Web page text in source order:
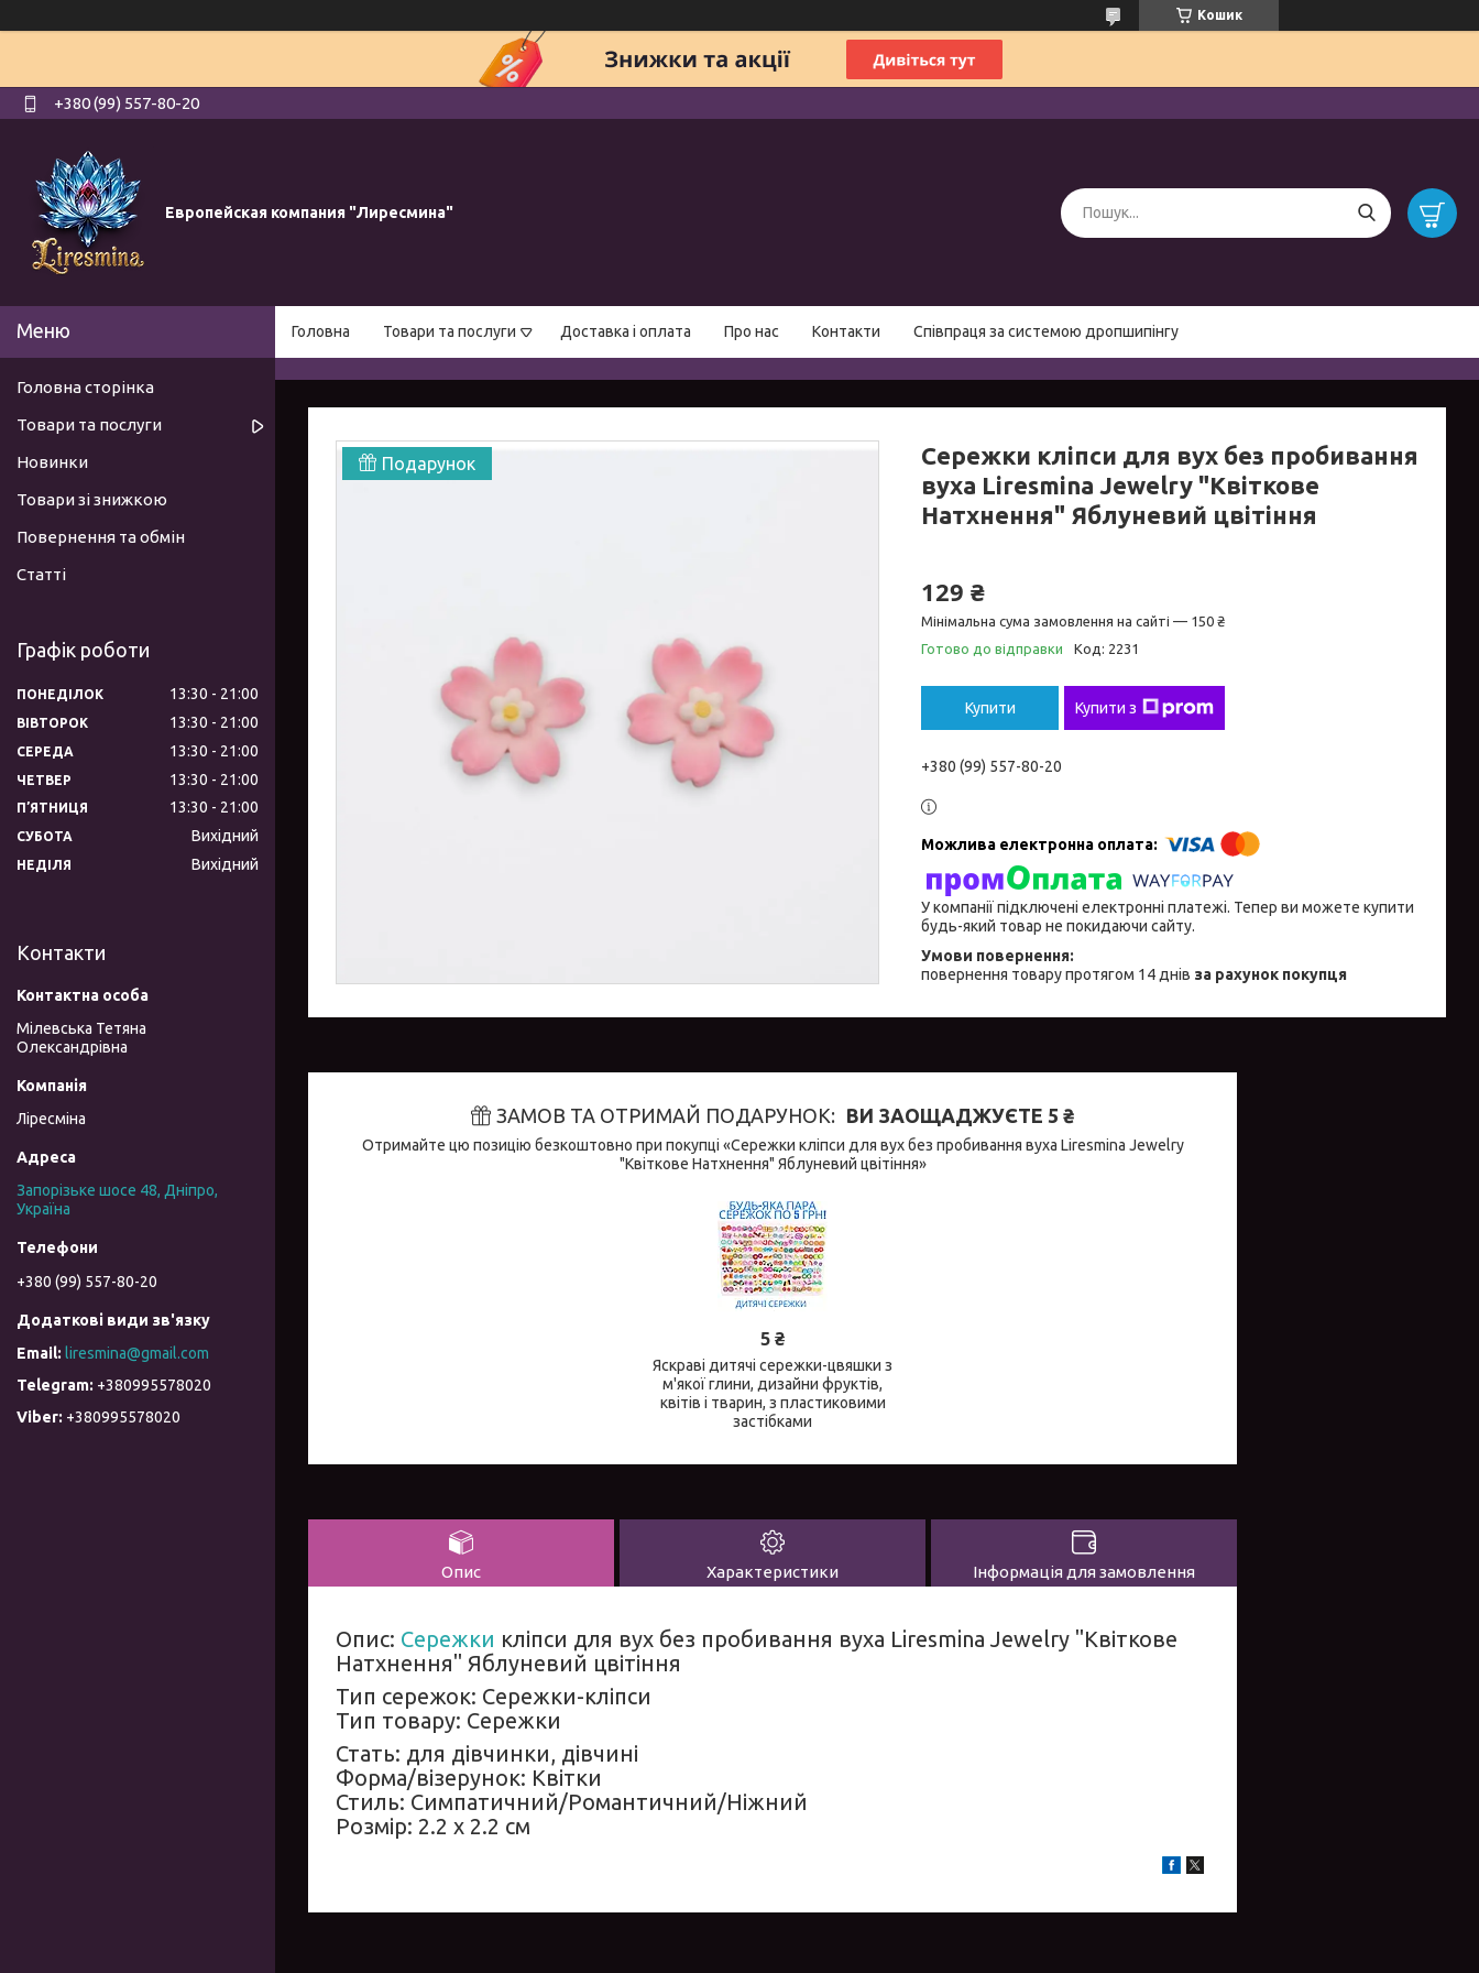
Кошик
+380 (99) 557-80-20
Европейская компания "Лиресмина"
Головна Товари та послуги Доставка і оплата Про нас Контакти Співпраця за системою дропшипінгу
Подарунок
Сережки кліпси для вух без пробивання
вуха Liresmina Jewelry "Квіткове
Натхнення" Яблуневий цвітіння
129 ₴
Мінімальна сума замовлення на сайті — 150 ₴
Готово до відправки
Код: 2231
Купити Купити з
+380 (99) 557-80-20
У компанії підключені електронні платежі. Тепер ви можете купити
будь-який товар не покидаючи сайту.
повернення товару протягом 14 днів за рахунок покупця
ЗАМОВ ТА ОТРИМАЙ ПОДАРУНОК ВИ ЗАОЩАДЖУЄТЕ 5 ₴
Отримайте цю позицію безкоштовно при покупці «Сережки кліпси для вух без пробивання вуха Liresmina Jewelry
"Квіткове Натхнення" Яблуневий цвітіння»
5 ₴
Яскраві дитячі сережки-цвяшки з
м'якої глини, дизайни фруктів,
квітів і тварин, з пластиковими
застібками
Опис Характеристики Інформація для замовлення
Опис: Сережки кліпси для вух без пробивання вуха Liresmina Jewelry "Квіткове
Натхнення" Яблуневий цвітіння
Тип сережок: Сережки-кліпси
Тип товару: Сережки
Стать: для дівчинки, дівчині
Форма/візерунок: Квітки
Стиль: Симпатичний/Романтичний/Ніжний
Розмір: 2.2 x 2.2 см
Головна сторінка
Товари та послуги
Новинки
Товари зі знижкою
Повернення та обмін
Статті
Графік роботи
ПОНЕДІЛОК 13:30 21:00
ВІВТОРОК 13:30 21:00
СЕРЕДА 13:30 21:00
ЧЕТВЕР 13:30 21:00
ПʼЯТНИЦЯ 13:30 21:00
СУБОТА Вихідний
НЕДІЛЯ Вихідний
Контакти
Мілевська Тетяна
Олександрівна
Ліресміна
Запорізьке шосе 48, Дніпро,
Україна
+380 (99) 557-80-20
liresmina@gmail.com
+380995578020
+380995578020